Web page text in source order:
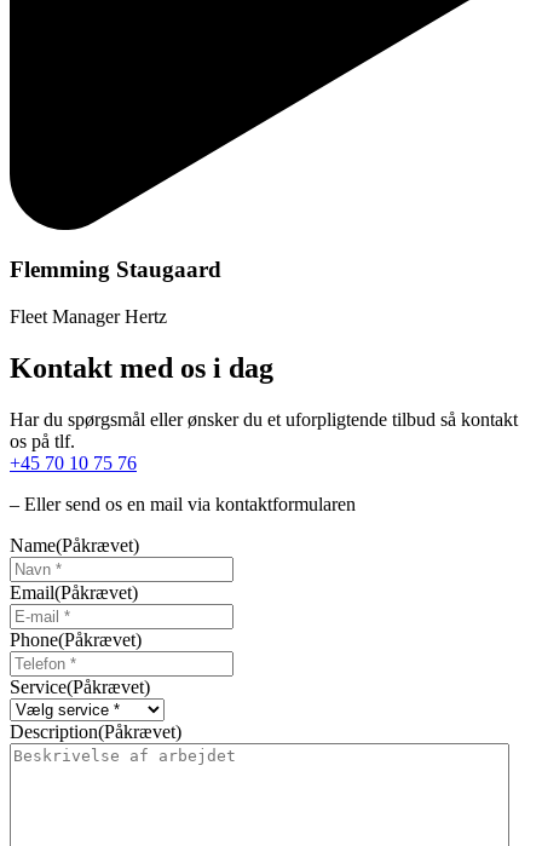
Flemming Staugaard
Fleet Manager Hertz
Kontakt med os i dag
Har du spørgsmål eller ønsker du et uforpligtende tilbud så kontakt
os på tlf.
+45 70 10 75 76
– Eller send os en mail via kontaktformularen
Name(Påkrævet)
Email(Påkrævet)
Phone(Påkrævet)
Service(Påkrævet)
Description(Påkrævet)